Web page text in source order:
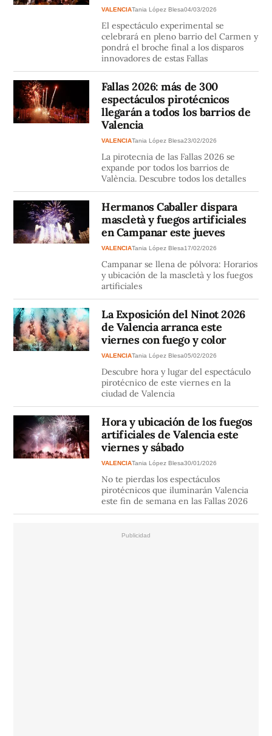
VALENCIATania López Blesa04/03/2026
El espectáculo experimental se
celebrará en pleno barrio del Carmen y
pondrá el broche final a los disparos
innovadores de estas Fallas
Fallas 2026: más de 300
espectáculos pirotécnicos
llegarán a todos los barrios de
Valencia
VALENCIATania López Blesa23/02/2026
La pirotecnia de las Fallas 2026 se
expande por todos los barrios de
València. Descubre todos los detalles
Hermanos Caballer dispara
mascletà y fuegos artificiales
en Campanar este jueves
VALENCIATania López Blesa17/02/2026
Campanar se llena de pólvora: Horarios
y ubicación de la mascletà y los fuegos
artificiales
La Exposición del Ninot 2026
de Valencia arranca este
viernes con fuego y color
VALENCIATania López Blesa05/02/2026
Descubre hora y lugar del espectáculo
pirotécnico de este viernes en la
ciudad de Valencia
Hora y ubicación de los fuegos
artificiales de Valencia este
viernes y sábado
VALENCIATania López Blesa30/01/2026
No te pierdas los espectáculos
pirotécnicos que iluminarán Valencia
este fin de semana en las Fallas 2026